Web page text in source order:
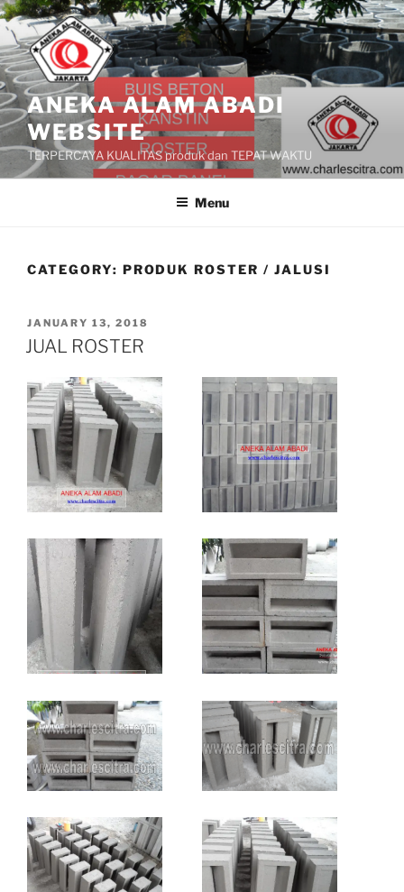
Skip
to
content
ANEKA ALAM ABADI
WEBSITE
TERPERCAYA KUALITAS produk dan TEPAT WAKTU
Menu
CATEGORY: PRODUK ROSTER / JALUSI
POSTED
ON
JANUARY 13, 2018
JUAL ROSTER